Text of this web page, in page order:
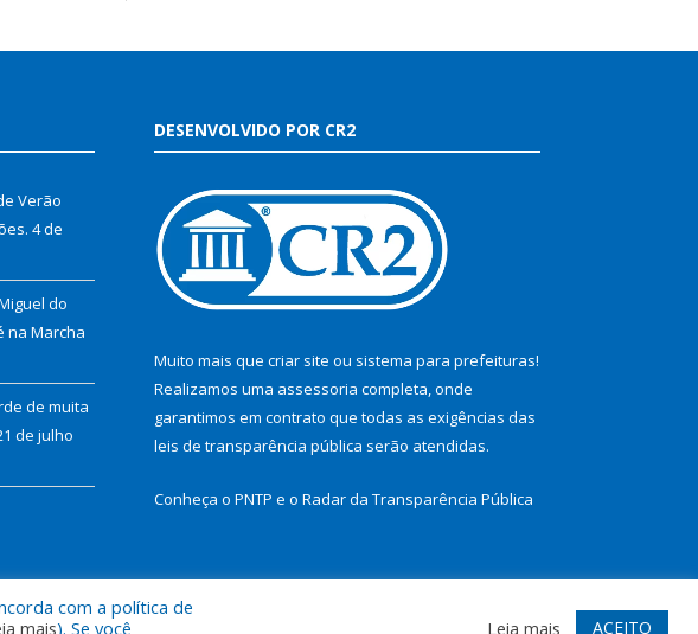
Verão
4 de
do
na Marcha
de muita
de julho
DESENVOLVIDO POR CR2
Muito mais que criar site ou sistema para prefeituras!
Realizamos uma assessoria completa, onde
garantimos em contrato que todas as exigências das
leis de transparência pública serão atendidas.
Conheça o PNTP e o Radar da Transparência Pública
Mapa do Site Acessar Webmail
com a política de
mais). Se você Leia mais ACEITO